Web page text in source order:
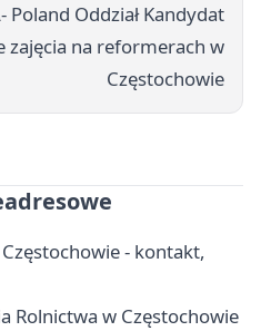
Poland Oddział Kandydat
zajęcia na reformerach w
Częstochowie
- kontakt,
Rolnictwa w Częstochowie